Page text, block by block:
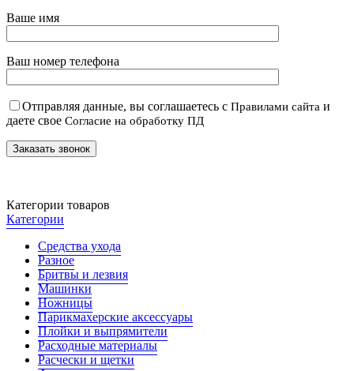
Ваше имя
Ваш номер телефона
Отправляя данные, вы соглашаетесь с Правилами сайта и
даете свое Согласие на обработку ПД
Категории товаров
Категории
Средства ухода
Разное
Бритвы и лезвия
Машинки
Ножницы
Парикмахерские аксессуары
Плойки и выпрямители
Расходные материалы
Расчески и щетки